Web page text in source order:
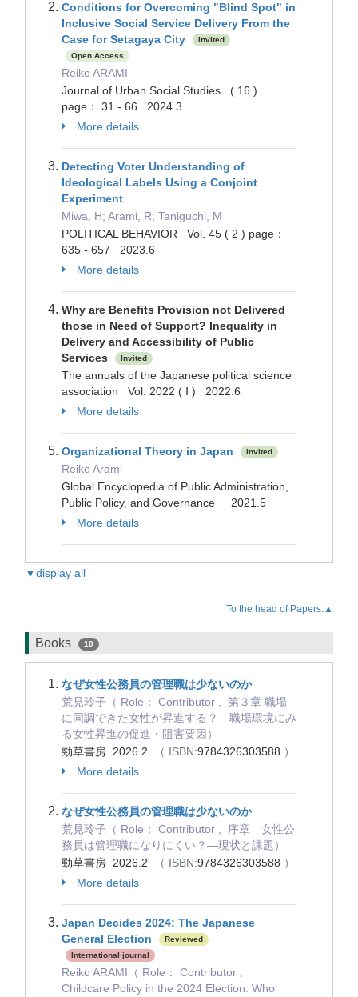
Conditions for Overcoming "Blind Spot" in
Inclusive Social Service Delivery From the
Case for Setagaya City
Invited
Open Access
Reiko ARAMI
Journal of Urban Social Studies ( 16 )
page： 31 - 66 2024.3
More details
Detecting Voter Understanding of
Ideological Labels Using a Conjoint
Experiment
Miwa, H; Arami, R; Taniguchi, M
POLITICAL BEHAVIOR Vol. 45 ( 2 ) page：
635 - 657 2023.6
More details
Why are Benefits Provision not Delivered
those in Need of Support? Inequality in
Delivery and Accessibility of Public
Services
Invited
The annuals of the Japanese political science
association Vol. 2022 ( Ⅰ ) 2022.6
More details
Organizational Theory in Japan Invited
Reiko Arami
Global Encyclopedia of Public Administration,
Public Policy, and Governance 2021.5
More details
▼display all
To the head of Papers.▲
Books 10
なぜ女性公務員の管理職は少ないのか
荒見玲子（ Role： Contributor , 第３章 職場
に同調できた女性が昇進する？―職場環境にみ
る女性昇進の促進・阻害要因）
勁草書房 2026.2
（ ISBN:9784326303588 ）
More details
なぜ女性公務員の管理職は少ないのか
荒見玲子（ Role： Contributor , 序章 女性公
務員は管理職になりにくい？―現状と課題）
勁草書房 2026.2
（ ISBN:9784326303588 ）
More details
Japan Decides 2024: The Japanese
General Election
Reviewed
International journal
Reiko ARAMI（ Role： Contributor ,
Childcare Policy in the 2024 Election: Who